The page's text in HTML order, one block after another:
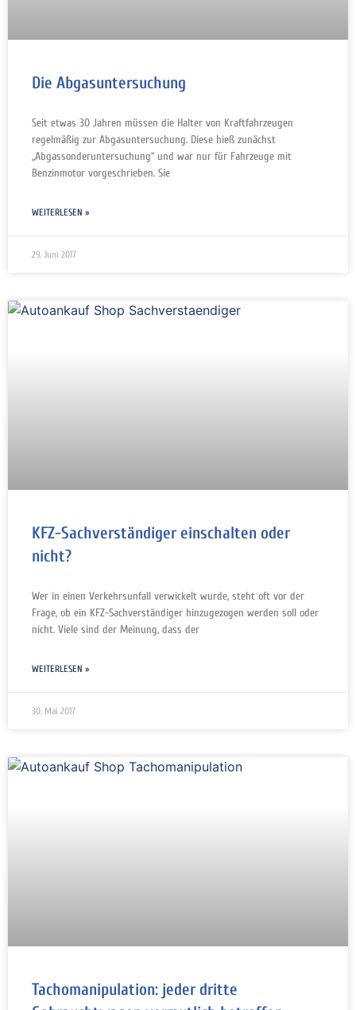
Die Abgasuntersuchung
Seit etwas 30 Jahren müssen die Halter von Kraftfahrzeugen
regelmäßig zur Abgasuntersuchung. Diese hieß zunächst
„Abgassonderuntersuchung“ und war nur für Fahrzeuge mit
Benzinmotor vorgeschrieben. Sie
WEITERLESEN »
29. Juni 2017
KFZ-Sachverständiger einschalten oder
nicht?
Wer in einen Verkehrsunfall verwickelt wurde, steht oft vor der
Frage, ob ein KFZ-Sachverständiger hinzugezogen werden soll oder
nicht. Viele sind der Meinung, dass der
WEITERLESEN »
30. Mai 2017
Tachomanipulation: jeder dritte